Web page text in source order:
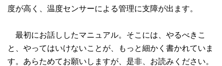
度が高く、温度センサーによる管理に支障が出ます。
最初にお話ししたマニュアル。そこには、やるべきこ
と、やってはいけないことが、もっと細かく書かれていま
す。あらためてお願いしますが、是非、お読みください。